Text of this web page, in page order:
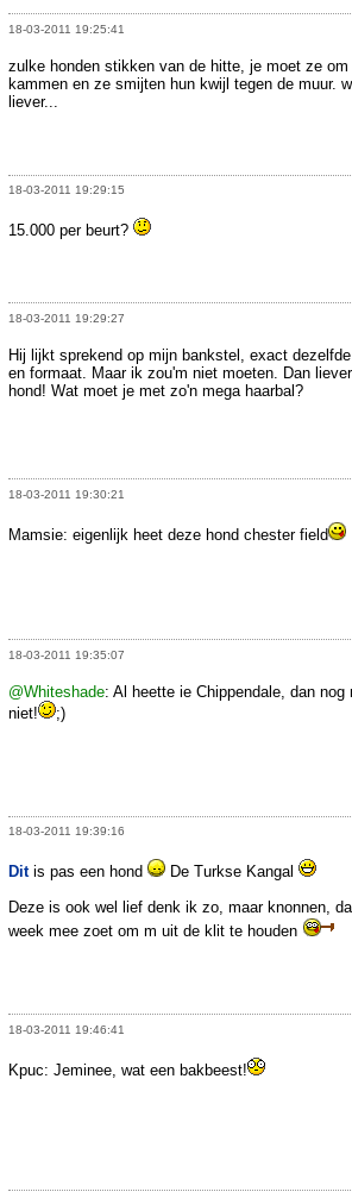
18-03-2011 19:25:41
zulke honden stikken van de hitte, je moet ze om
kammen en ze smijten hun kwijl tegen de muur.
liever...
18-03-2011 19:29:15
15.000 per beurt?
18-03-2011 19:29:27
Hij lijkt sprekend op mijn bankstel, exact
en formaat. Maar ik zou'm niet moeten. Dan
hond! Wat moet je met zo'n mega haarbal?
18-03-2011 19:30:21
Mamsie: eigenlijk heet deze hond chester field
18-03-2011 19:35:07
@Whiteshade: Al heette ie Chippendale, dan nog
niet!
;)
18-03-2011 19:39:16
Ditis pas een hond
De Turkse Kangal
Deze is ook wel lief denk ik zo, maar knonnen,
week mee zoet om m uit de klit te houden
18-03-2011 19:46:41
Kpuc: Jeminee, wat een bakbeest!